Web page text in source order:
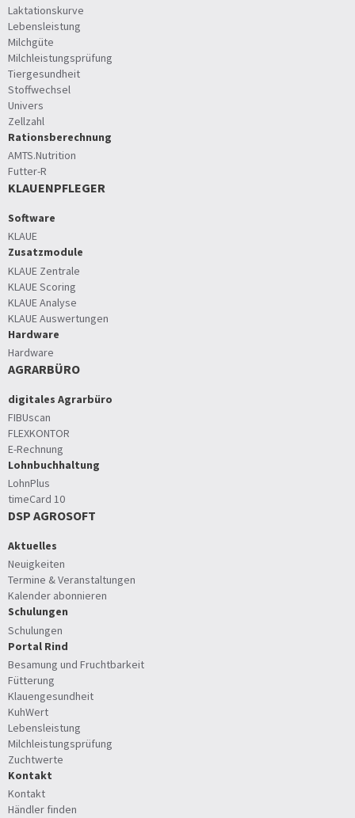
Laktationskurve
Lebensleistung
Milchgüte
Milchleistungsprüfung
Tiergesundheit
Stoffwechsel
Univers
Zellzahl
Rationsberechnung
AMTS.Nutrition
Futter-R
KLAUENPFLEGER
Software
KLAUE
Zusatzmodule
KLAUE Zentrale
KLAUE Scoring
KLAUE Analyse
KLAUE Auswertungen
Hardware
Hardware
AGRARBÜRO
digitales Agrarbüro
FIBUscan
FLEXKONTOR
E-Rechnung
Lohnbuchhaltung
LohnPlus
timeCard 10
DSP AGROSOFT
Aktuelles
Neuigkeiten
Termine & Veranstaltungen
Kalender abonnieren
Schulungen
Schulungen
Portal Rind
Besamung und Fruchtbarkeit
Fütterung
Klauengesundheit
KuhWert
Lebensleistung
Milchleistungsprüfung
Zuchtwerte
Kontakt
Kontakt
Händler finden